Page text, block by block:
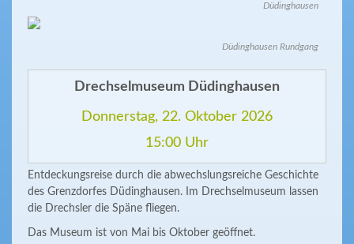
Düdinghausen
Düdinghausen Rundgang
Drechselmuseum Düdinghausen
Donnerstag, 22. Oktober 2026
15:00 Uhr
Entdeckungsreise durch die abwechslungsreiche Geschichte
des Grenzdorfes Düdinghausen. Im Drechselmuseum lassen
die Drechsler die Späne fliegen.
Das Museum ist von Mai bis Oktober geöffnet.